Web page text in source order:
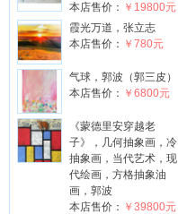
本店售价： ￥19800元
霞光万道，张立志
本店售价： ￥780元
气球，郭波（郭三皮）
本店售价： ￥6800元
《蒙德里安穿越老
子》，几何抽象画，冷
抽象画，当代艺术，现
代绘画，方格抽象油
画，郭波
本店售价： ￥39800元